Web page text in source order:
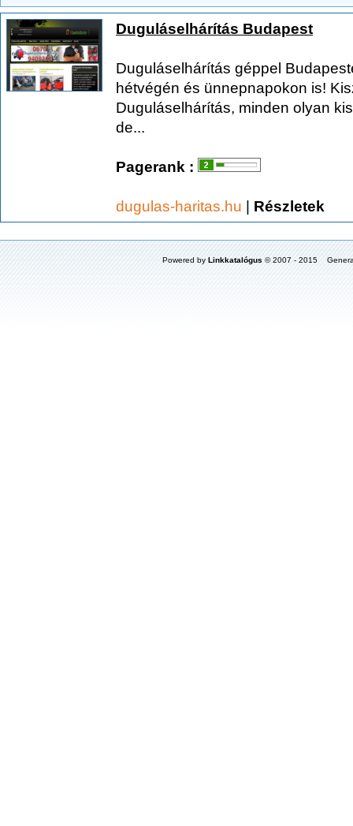
Duguláselhárítás Budapest
Duguláselhárítás géppel
hétvégén és ünnepnapokon is!
Duguláselhárítás, minden olyan
de...
Pagerank :
dugulas-haritas.hu | Részletek
Powered by Linkkatalógus © 2007 - 2015